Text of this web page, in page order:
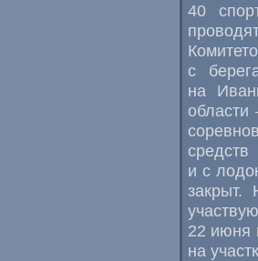
40
с
на
и с
закрыт.
22 июня
на